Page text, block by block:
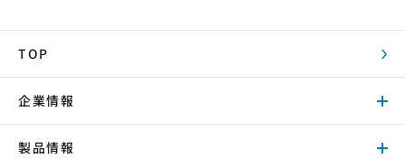
TOP
企業情報
製品情報